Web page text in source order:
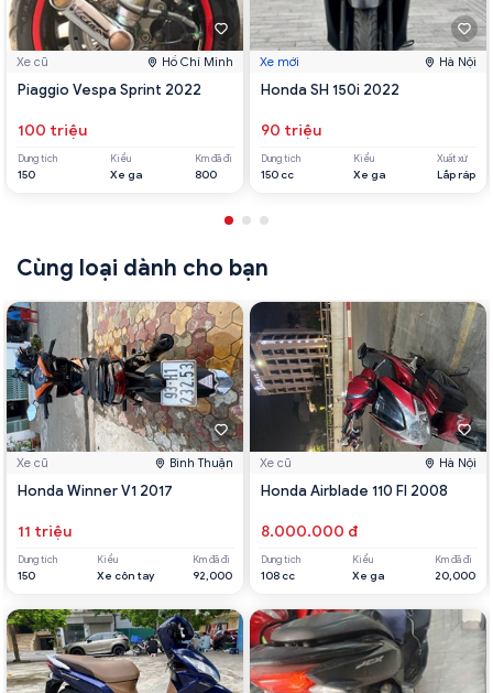
Xe cũ Hồ Chí Minh
Piaggio Vespa Sprint 2022
100 triệu
Dung tích
150
Kiểu
Xe ga
Km đã đi
800
Xe mới Hà Nội
Honda SH 150i 2022
90 triệu
Dung tích
150 cc
Kiểu
Xe ga
Xuất xứ
Lắp ráp
Cùng loại dành cho bạn
Xe cũ Bình Thuận
Honda Winner V1 2017
11 triệu
Dung tích
150
Kiểu
Xe côn tay
Km đã đi
92,000
Xe cũ Hà Nội
Honda Airblade 110 FI 2008
8.000.000 đ
Dung tích
108 cc
Kiểu
Xe ga
Km đã đi
20,000